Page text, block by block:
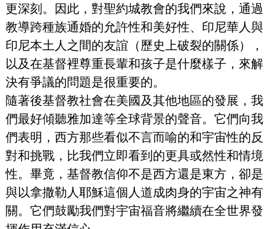
更深刻。因此，對聖約城教會的我們來說，通過
教導跨種族通婚的允許性和美好性、印尼華人與
印尼本土人之間的友誼（歷史上破裂的關係），
以及在基督裡尊重長輩和孩子是什麼樣子，來解
決有爭議的問題是很重要的。
隨著後基督教社會在美國及其他地區的發展，我
們最好傾聽雅加達等全球背景的聲音。它們向我
們表明，西方那些看似不言而喻的和宇宙性的反
對和挑戰，比我們立即看到的更具或然性和情境
性。畢竟，基督教信仰不是西方還是東方，卻是
與以拿撒勒人耶穌這個人道成肉身的宇宙之神有
關。它們鼓勵我們對宇宙福音將繼續在全世界發